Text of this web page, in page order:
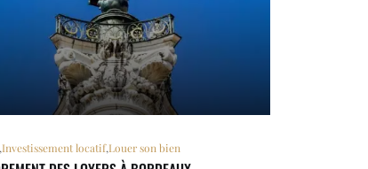
Investissement locatif,Louer son bien